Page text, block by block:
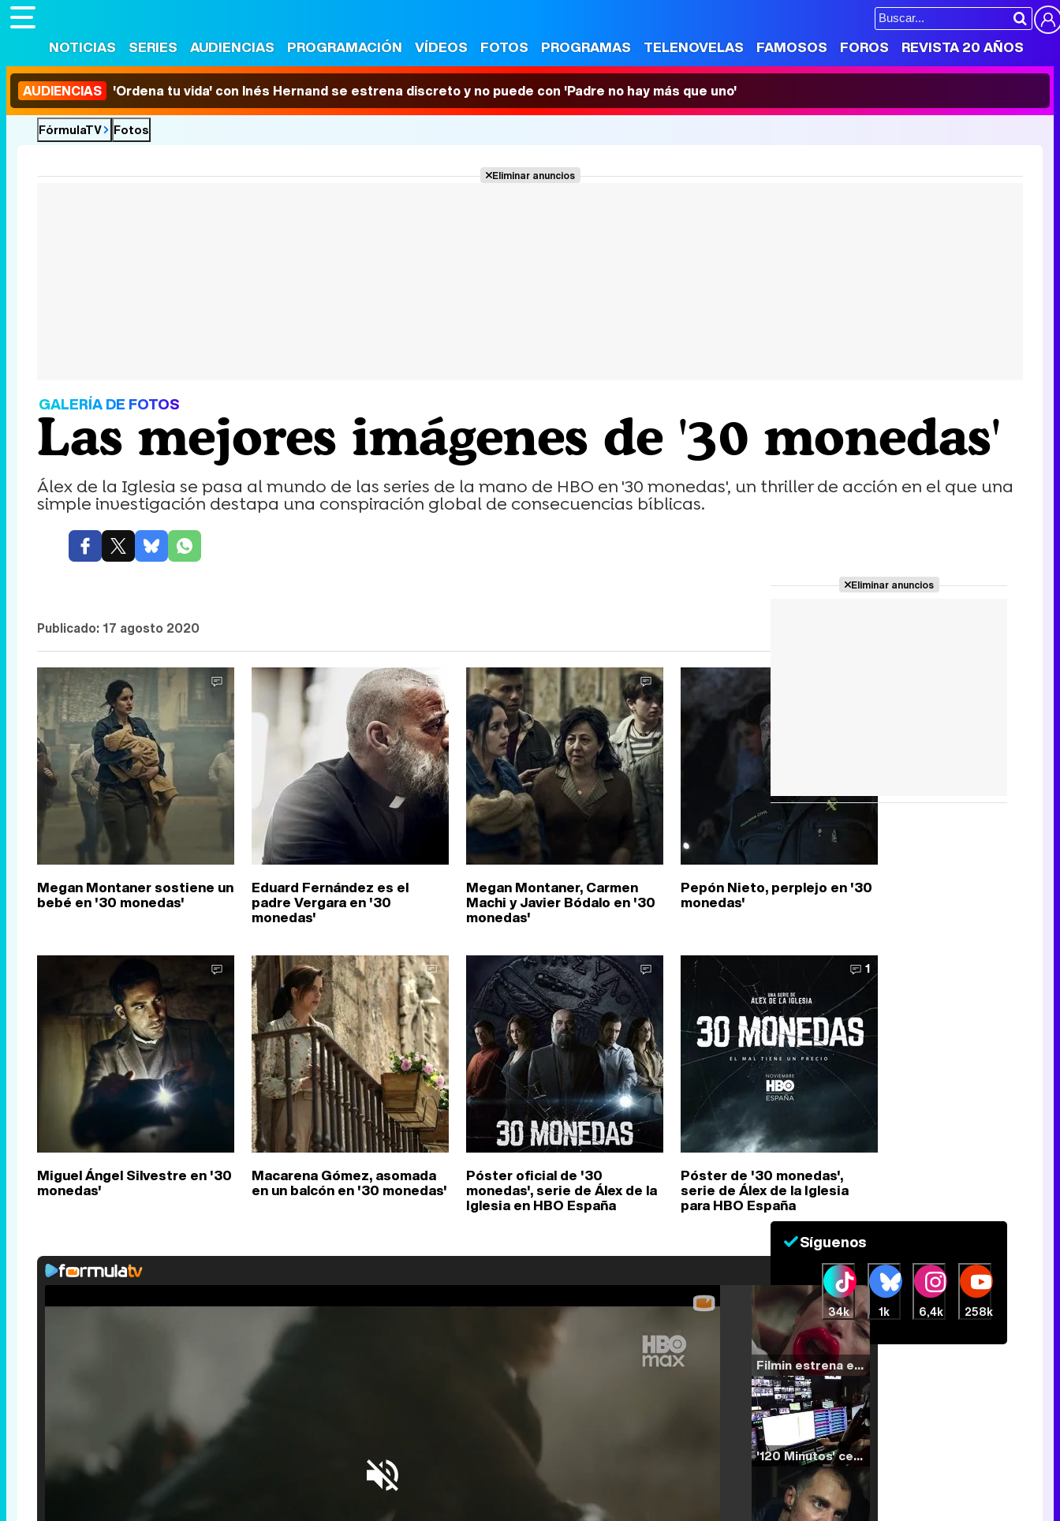
NOTICIAS SERIES AUDIENCIAS PROGRAMACIÓN VÍDEOS FOTOS PROGRAMAS TELENOVELAS FAMOSOS FOROS REVISTA 20 AÑOS
AUDIENCIAS 'Ordena tu vida' con Inés Hernand se estrena discreto y no puede con 'Padre no hay más que uno'
FórmulaTV Fotos
Eliminar anuncios
GALERÍA DE FOTOS
Las mejores imágenes de '30 monedas'
Álex de la Iglesia se pasa al mundo de las series de la mano de HBO en '30 monedas', un thriller de acción en el que una
simple investigación destapa una conspiración global de consecuencias bíblicas.
Publicado: 17 agosto 2020
Megan Montaner sostiene un
bebé en '30 monedas'
Eduard Fernández es el
padre Vergara en '30
monedas'
Megan Montaner, Carmen
Machi y Javier Bódalo en '30
monedas'
Pepón Nieto, perplejo en '30
monedas'
Miguel Ángel Silvestre en '30
monedas'
Filmin estrena el tráiler de 'Millennial Mal', su nueva comedia universitaria de la mano de Lorena Iglesias
'120 Minutos' celebra sus 2.000 programas en Telemadrid con un vídeo del día a día en la redacción
Macarena Gómez, asomada
en un balcón en '30 monedas'
Póster oficial de '30
monedas', serie de Álex de la
Iglesia en HBO España
1
Póster de '30 monedas',
serie de Álex de la Iglesia
para HBO España
Eliminar anuncios
Síguenos
34k 1k 6,4k 258k